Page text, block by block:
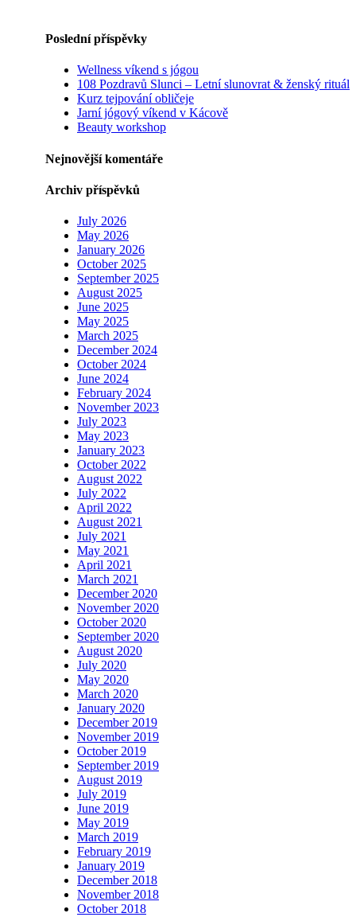
Poslední příspěvky
Wellness víkend s jógou
108 Pozdravů Slunci – Letní slunovrat & ženský rituál
Kurz tejpování obličeje
Jarní jógový víkend v Kácově
Beauty workshop
Nejnovější komentáře
Archiv příspěvků
July 2026
May 2026
January 2026
October 2025
September 2025
August 2025
June 2025
May 2025
March 2025
December 2024
October 2024
June 2024
February 2024
November 2023
July 2023
May 2023
January 2023
October 2022
August 2022
July 2022
April 2022
August 2021
July 2021
May 2021
April 2021
March 2021
December 2020
November 2020
October 2020
September 2020
August 2020
July 2020
May 2020
March 2020
January 2020
December 2019
November 2019
October 2019
September 2019
August 2019
July 2019
June 2019
May 2019
March 2019
February 2019
January 2019
December 2018
November 2018
October 2018